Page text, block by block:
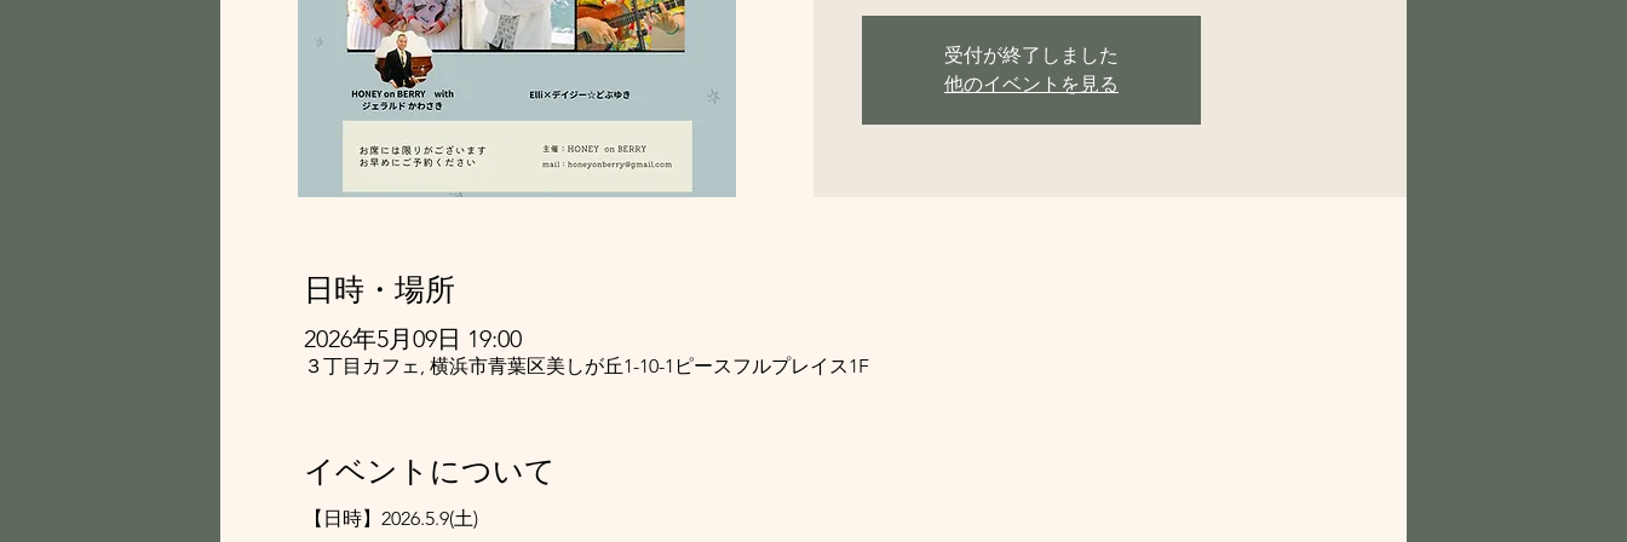
受付が終了しました
他のイベントを見る
日時・場所
2026年5月09日 19:00
３丁目カフェ, 横浜市青葉区美しが丘1-10-1ピースフルプレイス1F
イベントについて
【日時】2026.5.9(土)